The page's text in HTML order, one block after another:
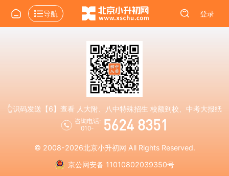
导航 登录
👆识码发送【6】查看 人大附、八中特殊招生 校额到校、中考大报纸
咨询电话:
010-
5624 8351
© 2008-2026北京小升初网 All Rights Reserved.
京公网安备 11010802039350号